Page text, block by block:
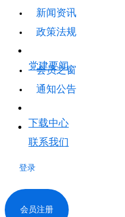
新闻资讯
政策法规
党建要闻
会员之窗
通知公告
下载中心
联系我们
登录
会员注册